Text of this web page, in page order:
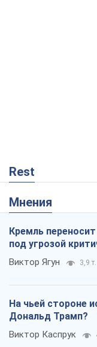
Rest
Мнения
Кремль
под угрозой
Виктор Ягун 3,9 т.
На чьей стороне
Дональд Трамп?
Виктор Каспрук